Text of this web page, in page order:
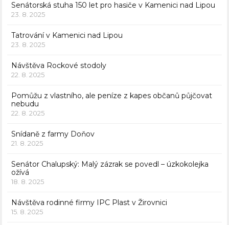
Senátorská stuha 150 let pro hasiče v Kamenici nad Lipou
23. 8. 2025
Tatrování v Kamenici nad Lipou
23. 8. 2025
Návštěva Rockové stodoly
22. 8. 2025
Pomůžu z vlastního, ale peníze z kapes občanů půjčovat
nebudu
22. 8. 2025
Snídaně z farmy Doňov
21. 8. 2025
Senátor Chalupský: Malý zázrak se povedl – úzkokolejka
ožívá
18. 8. 2025
Návštěva rodinné firmy IPC Plast v Žirovnici
15. 8. 2025